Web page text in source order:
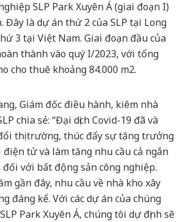
SLP Park Xuyên Á (giai đoạn I)
Đây là dự án thứ 2 của SLP tại Long
3 tại Việt Nam. Giai đoạn đầu của
thành vào quý I/2023, với tổng
cho thuê khoảng 84.000 m2.
Giám đốc điều hành, kiêm nhà
chia sẻ: “Đại dịch Covid-19 đã và
thị trường, thúc đẩy sự tăng trưởng
tử và làm tăng nhu cầu cả ngắn
với bất động sản công nghiệp.
gần đây, nhu cầu về nhà kho xây
đáng kể. Với các dự án của chúng
Park Xuyên Á, chúng tôi dự định sẽ